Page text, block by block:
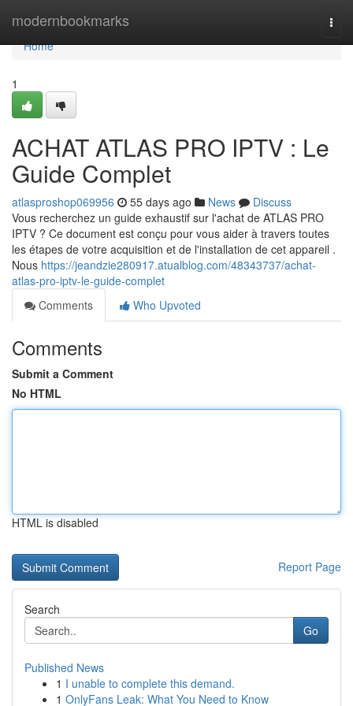
modernbookmarks
Home
Home
1
ACHAT ATLAS PRO IPTV : Le
Guide Complet
atlasproshop069956 55 days ago News
Discuss
Vous recherchez un guide exhaustif sur l'achat de ATLAS PRO
IPTV ? Ce document est conçu pour vous aider à travers toutes
les étapes de votre acquisition et de l'installation de cet appareil .
Nous https://jeandzie280917.atualblog.com/48343737/achat-
atlas-pro-iptv-le-guide-complet
Comments
Who Upvoted
Comments
Submit a Comment
No HTML
HTML is disabled
Report Page
Search
Go
Published News
1 I unable to complete this demand.
1 OnlyFans Leak: What You Need to Know